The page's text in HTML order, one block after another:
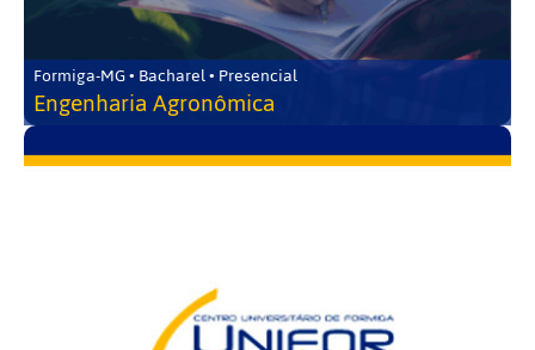
Formiga-MG • Bacharel • Presencial
Engenharia Agronômica